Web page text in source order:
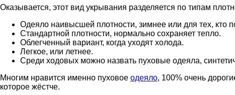
Оказывается, этот вид укрывания разделяется по типам
Одеяло наивысшей плотности, зимнее или для тех, кто
Стандартной плотности, нормально сохраняет тепло.
Облегченный вариант, когда уходят холода.
Легкое, или летнее.
Среди ходовых можно назвать пуховые одеяла,
Многим нравится именно пуховое одеяло, 100% очень
которое жёстче.